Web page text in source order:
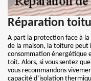
Réparation
A part la protection face à
de la maison, la toiture peut
consommation énergétique
toit. Alors, si vous sentez
vous recommandons
capacité d’isolation